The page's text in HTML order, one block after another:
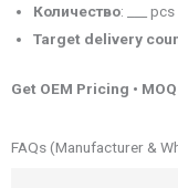
Количество: ___ pcs
Target delivery
Get OEM Pricing •
FAQs (Manufacturer &